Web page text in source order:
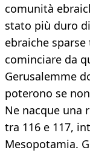
comunità
stato più duro
ebraiche
cominciare da
Gerusalemme
poterono se
Ne nacque una
tra 116 e 117,
Mesopotamia.